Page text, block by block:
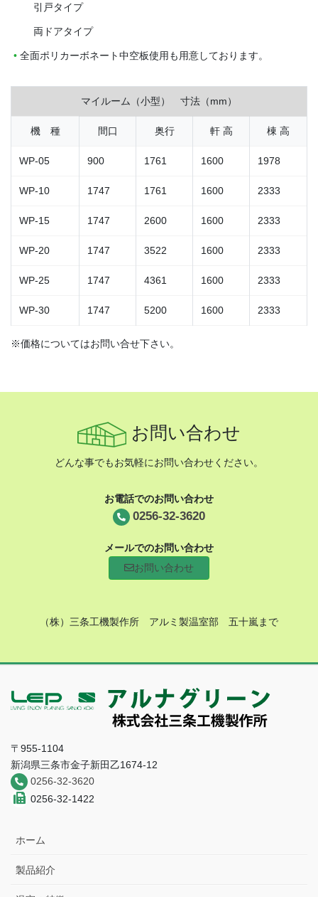
引戸タイプ
両ドアタイプ
全面ポリカーボネート中空板使用も用意しております。
マイルーム（小型） 寸法（mm）
機 種 間口 奥行 軒 高 棟 高
WP-05 900 1761 1600 1978
WP-10 1747 1761 1600 2333
WP-15 1747 2600 1600 2333
WP-20 1747 3522 1600 2333
WP-25 1747 4361 1600 2333
WP-30 1747 5200 1600 2333
※価格についてはお問い合せ下さい。
お問い合わせ
どんな事でもお気軽にお問い合わせください。
お電話でのお問い合わせ
0256-32-3620
メールでのお問い合わせ
お問い合わせ
（株）三条工機製作所 アルミ製温室部 五十嵐まで
〒955-1104
新潟県三条市金子新田乙1674-12
0256-32-3620
0256-32-1422
ホーム
製品紹介